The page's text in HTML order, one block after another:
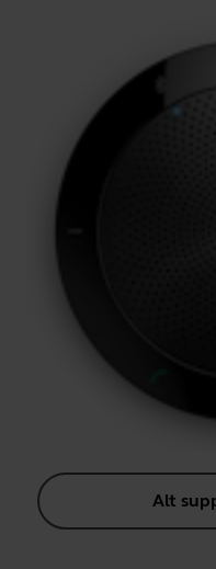
Alt